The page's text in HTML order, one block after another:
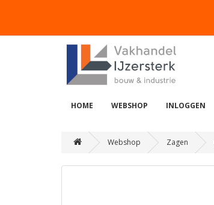
HOME WEBSHOP INLOGGEN
Webshop Zagen